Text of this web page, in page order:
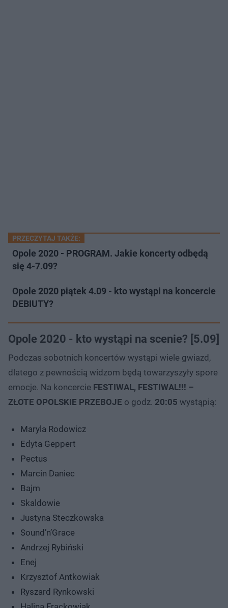
PRZECZYTAJ TAKŻE:
Opole 2020 - PROGRAM. Jakie koncerty odbędą
się 4-7.09?
Opole 2020 piątek 4.09 - kto wystąpi na koncercie
DEBIUTY?
Opole 2020 - kto wystąpi na scenie? [5.09]
Podczas sobotnich koncertów wystąpi wiele gwiazd,
dlatego z pewnością widzom będą towarzyszyły spore
emocje. Na koncercie FESTIWAL, FESTIWAL!!! –
ZŁOTE OPOLSKIE PRZEBOJE o godz. 20:05 wystąpią:
Maryla Rodowicz
Edyta Geppert
Pectus
Marcin Daniec
Bajm
Skaldowie
Justyna Steczkowska
Sound’n’Grace
Andrzej Rybiński
Enej
Krzysztof Antkowiak
Ryszard Rynkowski